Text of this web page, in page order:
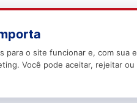
para o site funcionar e, com sua
Você pode aceitar, rejeitar ou